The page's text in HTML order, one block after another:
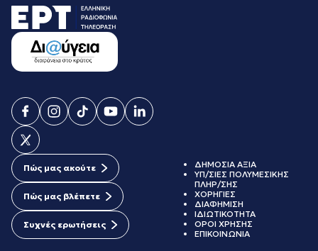
Πώς μας ακούτε
Πώς μας βλέπετε
Συχνές ερωτήσεις
ΔΗΜΟΣΙΑ ΑΞΙΑ
ΥΠ/ΣΙΕΣ ΠΟΛΥΜΕΣΙΚΗΣ
ΠΛΗΡ/ΣΗΣ
ΧΟΡΗΓΙΕΣ
ΔΙΑΦΗΜΙΣΗ
ΙΔΙΩΤΙΚΟΤΗΤΑ
ΟΡΟΙ ΧΡΗΣΗΣ
ΕΠΙΚΟΙΝΩΝΙΑ